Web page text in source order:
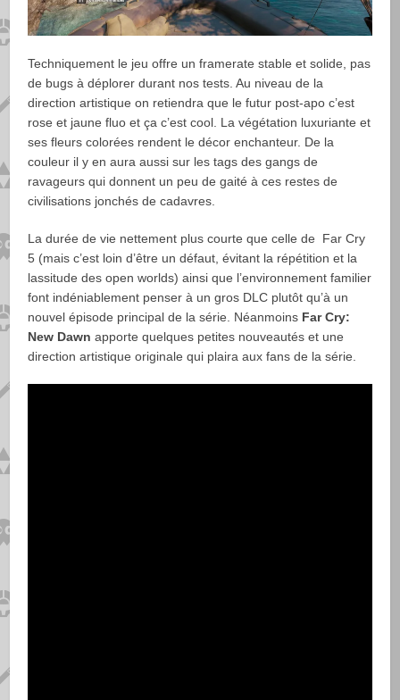
Techniquement le jeu offre un framerate stable et solide, pas
de bugs à déplorer durant nos tests. Au niveau de la
direction artistique on retiendra que le futur post-apo c’est
rose et jaune fluo et ça c’est cool. La végétation luxuriante et
ses fleurs colorées rendent le décor enchanteur. De la
couleur il y en aura aussi sur les tags des gangs de
ravageurs qui donnent un peu de gaité à ces restes de
civilisations jonchés de cadavres.
La durée de vie nettement plus courte que celle de Far Cry
5 (mais c’est loin d’être un défaut, évitant la répétition et la
lassitude des open worlds) ainsi que l’environnement familier
font indéniablement penser à un gros DLC plutôt qu’à un
nouvel épisode principal de la série. Néanmoins Far Cry:
New Dawnapporte quelques petites nouveautés et une
direction artistique originale qui plaira aux fans de la série.